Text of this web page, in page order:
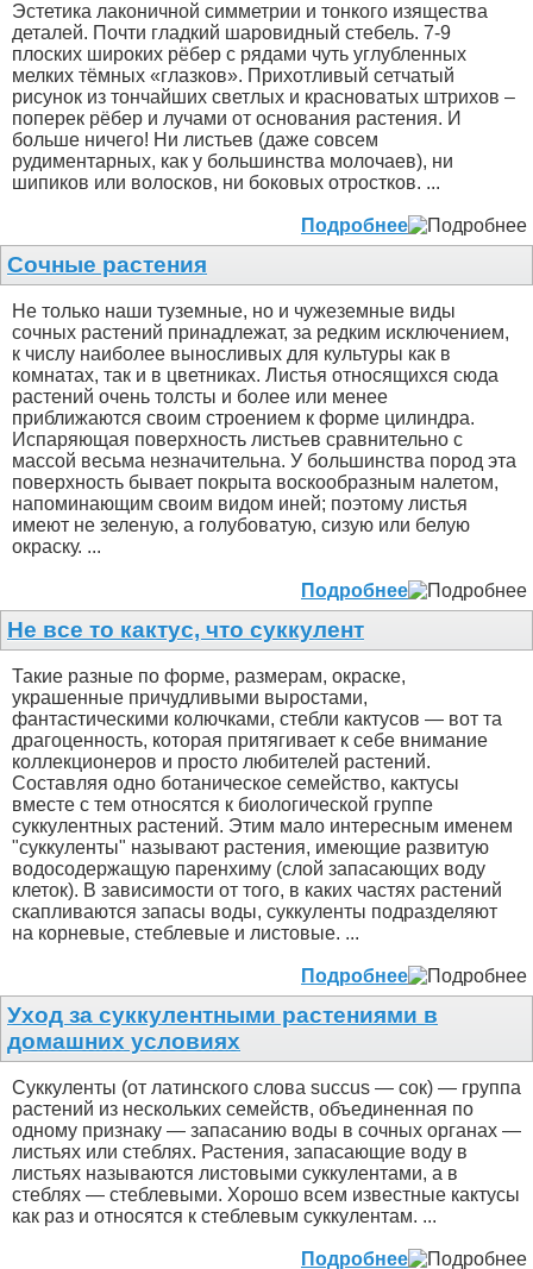
Эстетика лаконичной симметрии и тонкого изящества
деталей. Почти гладкий шаровидный стебель. 7-9
плоских широких рёбер с рядами чуть углубленных
мелких тёмных «глазков». Прихотливый сетчатый
рисунок из тончайших светлых и красноватых штрихов –
поперек рёбер и лучами от основания растения. И
больше ничего! Ни листьев (даже совсем
рудиментарных, как у большинства молочаев), ни
шипиков или волосков, ни боковых отростков. ...
Подробнее
Сочные растения
Не только наши туземные, но и чужеземные виды
сочных растений принадлежат, за редким исключением,
к числу наиболее выносливых для культуры как в
комнатах, так и в цветниках. Листья относящихся сюда
растений очень толсты и более или менее
приближаются своим строением к форме цилиндра.
Испаряющая поверхность листьев сравнительно с
массой весьма незначительна. У большинства пород эта
поверхность бывает покрыта воскообразным налетом,
напоминающим своим видом иней; поэтому листья
имеют не зеленую, а голубоватую, сизую или белую
окраску. ...
Подробнее
Не все то кактус, что суккулент
Такие разные по форме, размерам, окраске,
украшенные причудливыми выростами,
фантастическими колючками, стебли кактусов — вот та
драгоценность, которая притягивает к себе внимание
коллекционеров и просто любителей растений.
Составляя одно ботаническое семейство, кактусы
вместе с тем относятся к биологической группе
суккулентных растений. Этим мало интересным именем
"суккуленты" называют растения, имеющие развитую
водосодержащую паренхиму (слой запасающих воду
клеток). В зависимости от того, в каких частях растений
скапливаются запасы воды, суккуленты подразделяют
на корневые, стеблевые и листовые. ...
Подробнее
Уход за суккулентными растениями в
домашних условиях
Суккуленты (от латинского слова succus — сок) — группа
растений из нескольких семейств, объединенная по
одному признаку — запасанию воды в сочных органах —
листьях или стеблях. Растения, запасающие воду в
листьях называются листовыми суккулентами, а в
стеблях — стеблевыми. Хорошо всем известные кактусы
как раз и относятся к стеблевым суккулентам. ...
Подробнее